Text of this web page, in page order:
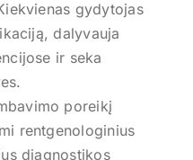
gydytojas
dalyvauja
ir seka
poreikį
rentgenologinius
diagnostikos